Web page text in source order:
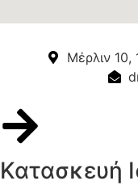
Μέρλιν 10,
Κατασκευή